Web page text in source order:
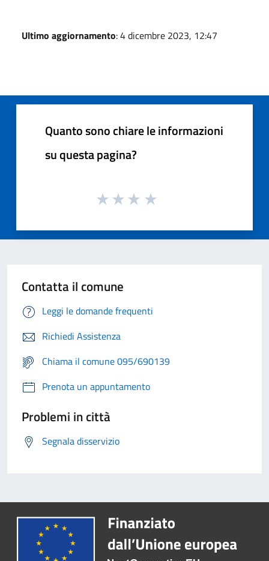
Ultimo aggiornamento: 4 dicembre 2023, 12:47
Quanto sono chiare le informazioni
su questa pagina?
Contatta il comune
Leggi le domande frequenti
Richiedi Assistenza
Chiama il comune 095/690139
Prenota un appuntamento
Problemi in città
Segnala disservizio